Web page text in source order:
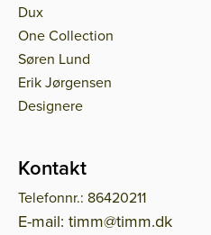
Dux
One Collection
Søren Lund
Erik Jørgensen
Designere
Kontakt
Telefonnr.: 86420211
E-mail: timm@timm.dk